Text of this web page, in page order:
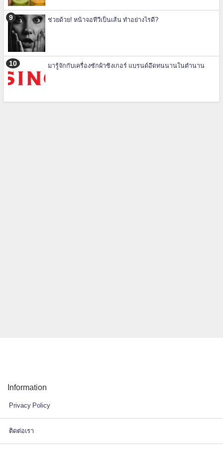
ช่วยด้วย! หน้าจอทีวีเป็นเส้น ทำอย่างไรดี?
มารู้จักกับเครื่องซักผ้าซิงเกอร์ แบรนด์อึดทนนานในตำนาน
Information
Privacy Policy
ติดต่อเรา